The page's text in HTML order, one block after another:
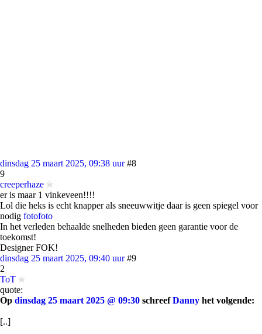
dinsdag 25 maart 2025, 09:38 uur #8
9
creeperhaze
er is maar 1 vinkeveen!!!!
Lol die heks is echt knapper als sneeuwwitje daar is geen spiegel voor
nodig fotofoto
In het verleden behaalde snelheden bieden geen garantie voor de
toekomst!
Designer FOK!
dinsdag 25 maart 2025, 09:40 uur #9
2
ToT
quote:
Op dinsdag 25 maart 2025 @ 09:30 schreefDanny het volgende:
[..]